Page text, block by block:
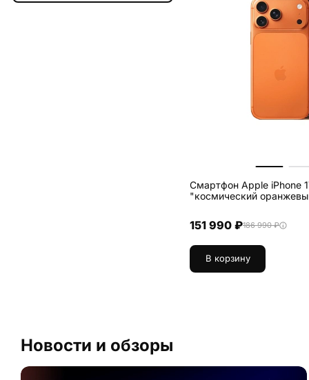
Смартфон Apple iPhone
"космический
151 990 ₽186 990 ₽
В корзину
Новости и обзоры